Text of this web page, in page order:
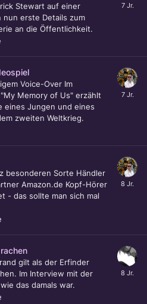
Stewart auf einer
erste Details zum
an die Öffentlichkeit.
Voice-Over Im
Memory of Us" erzählt
eines Jungen und eines
zweiten Weltkrieg.
besonderen Sorte Händler
Amazon.de Kopf-Hörer
- das sollte man sich mal
gilt als der Erfinder
Im Interview mit der
das damals war.